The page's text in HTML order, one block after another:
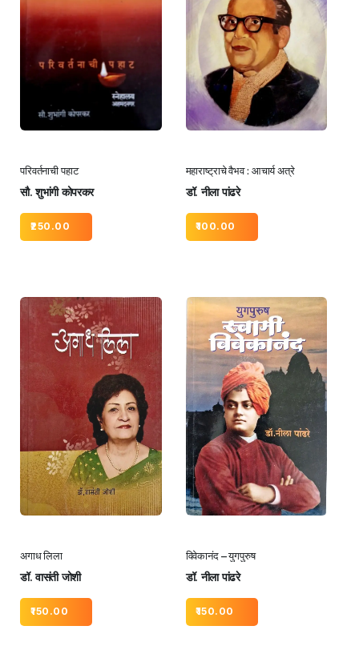
परिवर्तनाची पहाट
सौ. शुभांगी कोपरकर
250.00
महाराष्ट्राचे वैभव : आचार्य अत्रे
डॉ. नीला पांढरे
100.00
अगाध लिला
डॉ. वासंती जोशी
150.00
विवेकानंद – युगपुरुष
डॉ. नीला पांढरे
150.00